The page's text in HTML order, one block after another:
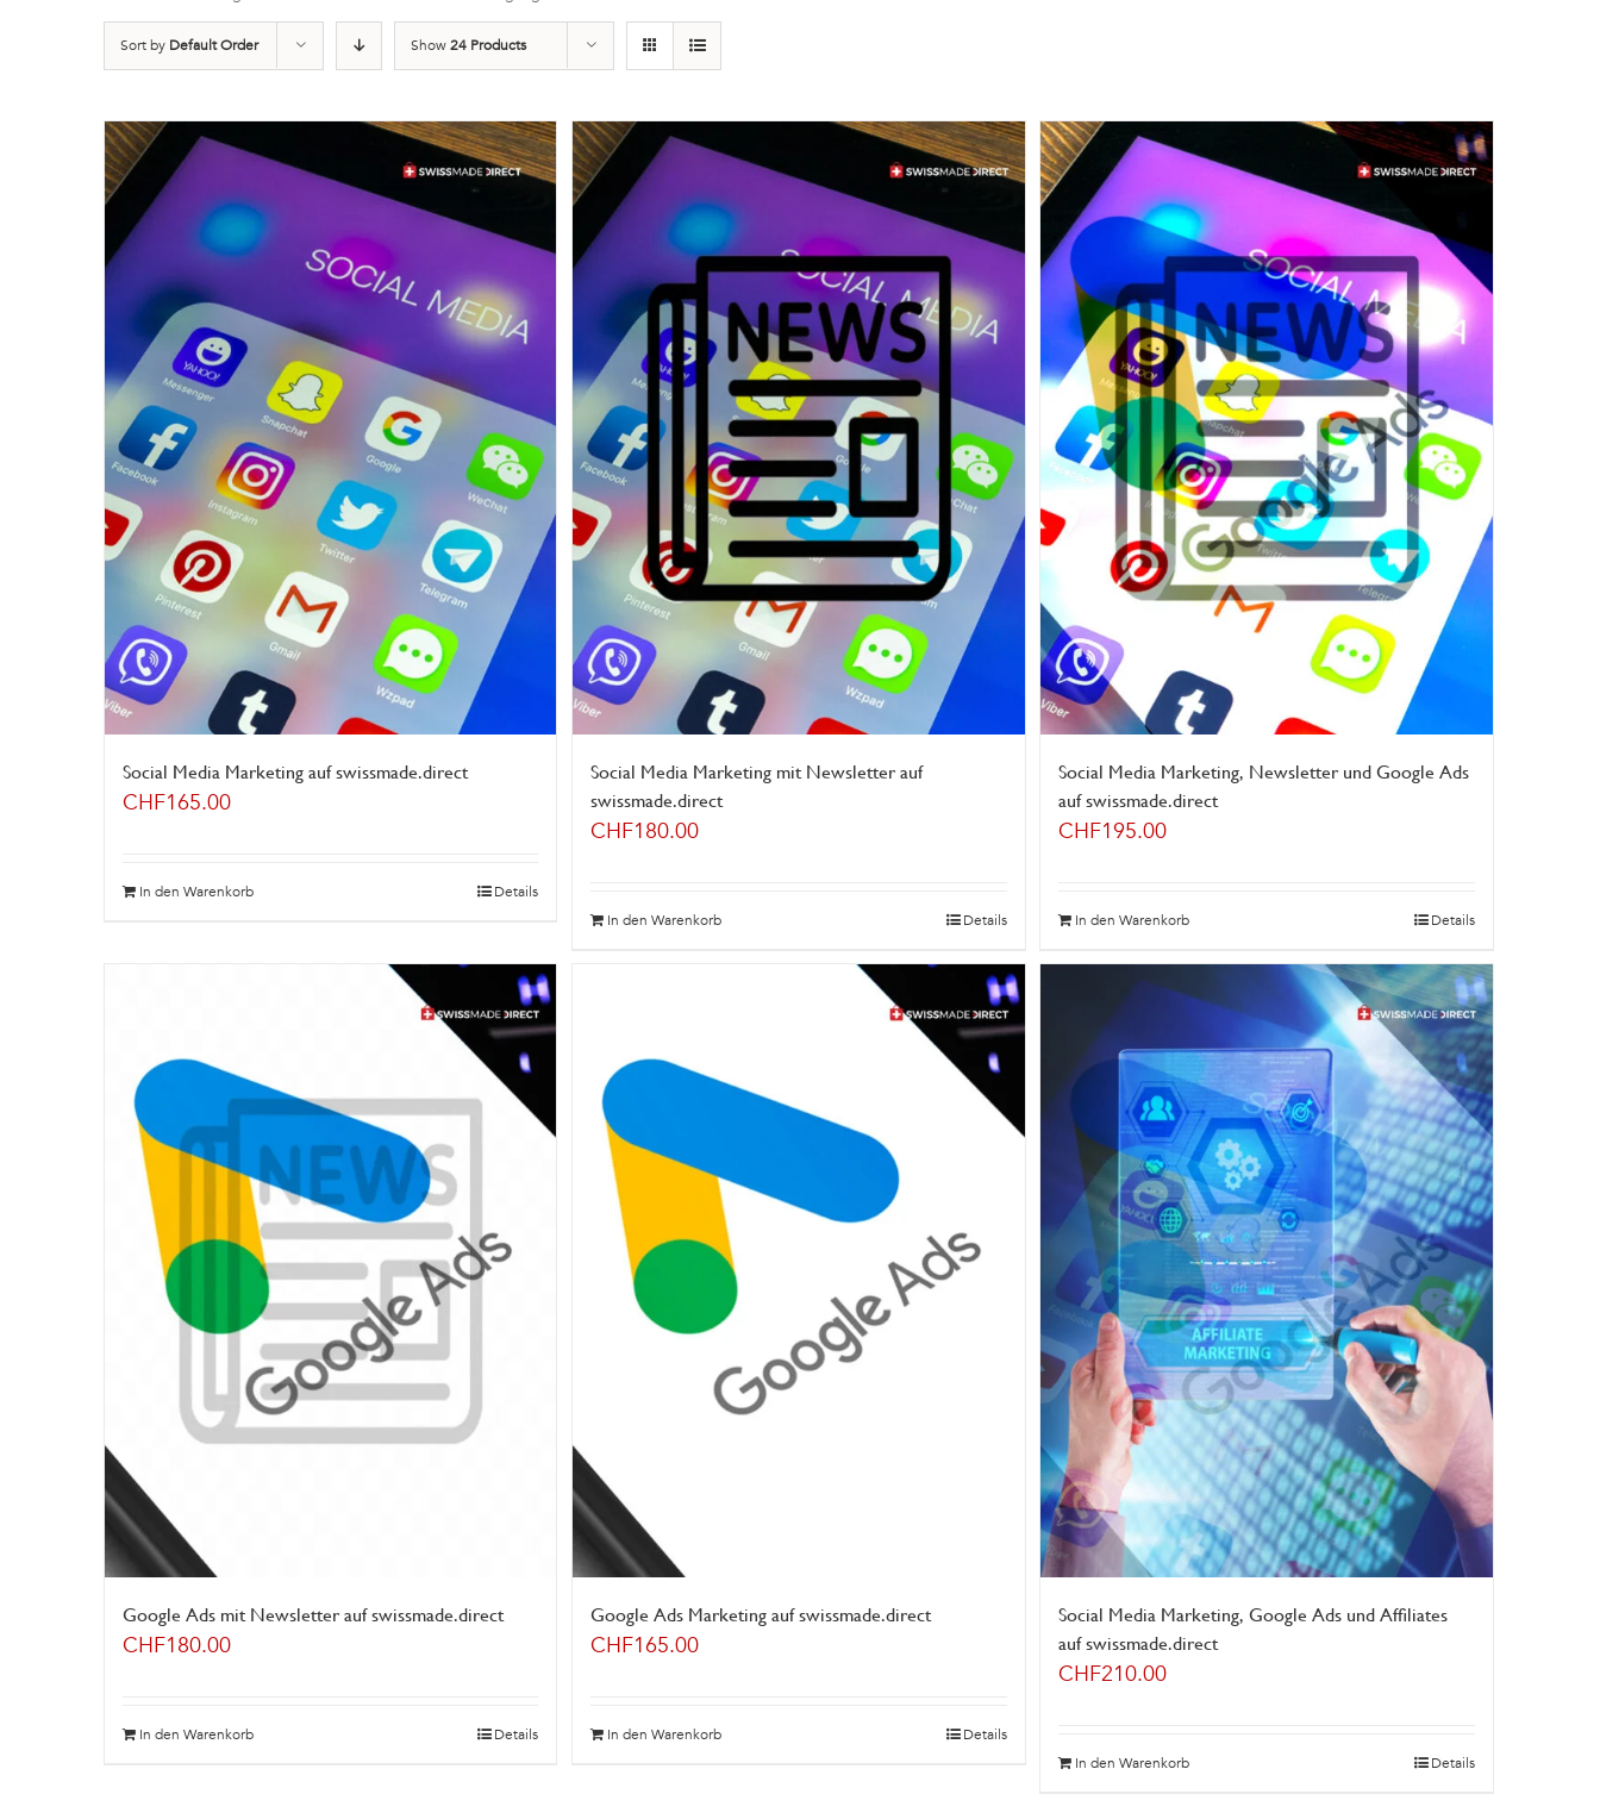
Sort by Default Order Show24 Products
Social Media Marketing auf swissmade.direct
CHF165.00
In den Warenkorb Details
Social Media Marketing mit Newsletter auf
swissmade.direct
CHF180.00
In den Warenkorb Details
Social Media Marketing, Newsletter und Google Ads
auf swissmade.direct
CHF195.00
In den Warenkorb Details
Google Ads mit Newsletter auf swissmade.direct
CHF180.00
In den Warenkorb Details
Google Ads Marketing auf swissmade.direct
CHF165.00
In den Warenkorb Details
Social Media Marketing, Google Ads und Affiliates
auf swissmade.direct
CHF210.00
In den Warenkorb Details